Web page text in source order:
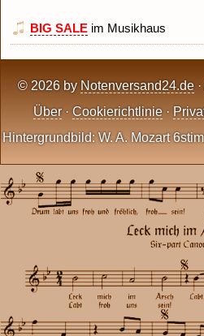
BIG SALE im Musikhaus
© 2026 by Notenversand24.de
Über · Cookierichtlinie ·
Hintergrundbild: W. A. Mozart